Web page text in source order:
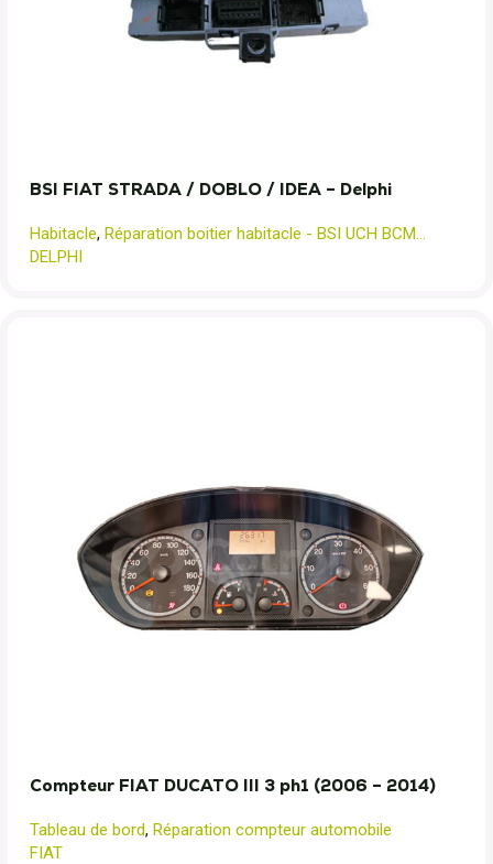
BSI FIAT STRADA / DOBLO / IDEA – Delphi
Habitacle, Réparation boitier habitacle - BSI UCH BCM...
DELPHI
Compteur FIAT DUCATO III 3 ph1 (2006 – 2014)
Tableau de bord, Réparation compteur automobile
FIAT